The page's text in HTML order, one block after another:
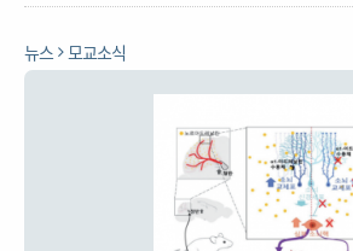
뉴스 모교소식